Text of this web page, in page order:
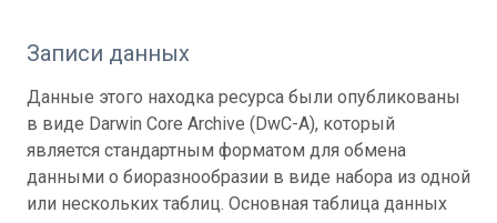
Записи данных
Данные этого находка ресурса были опубликованы
в виде Darwin Core Archive (DwC-A), который
является стандартным форматом для обмена
данными о биоразнообразии в виде набора из одной
или нескольких таблиц. Основная таблица данных